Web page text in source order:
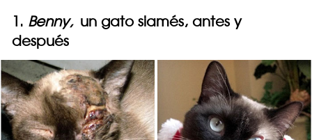
1. Benny, un gato siamés, antes y
después